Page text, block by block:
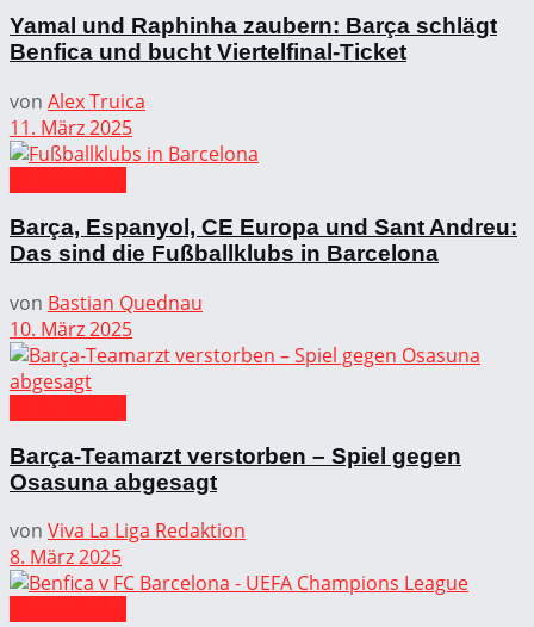
Yamal und Raphinha zaubern: Barça schlägt
Benfica und bucht Viertelfinal-Ticket
von Alex Truica
11. März 2025
Barça, Espanyol, CE Europa und Sant Andreu:
Das sind die Fußballklubs in Barcelona
von Bastian Quednau
10. März 2025
Barça-Teamarzt verstorben – Spiel gegen
Osasuna abgesagt
von Viva La Liga Redaktion
8. März 2025